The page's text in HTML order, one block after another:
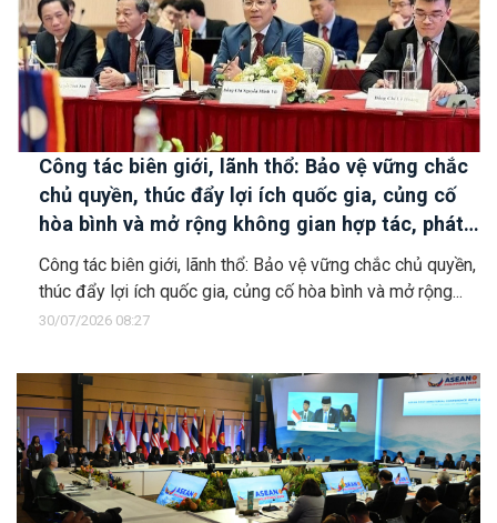
Công tác biên giới, lãnh thổ: Bảo vệ vững chắc
chủ quyền, thúc đẩy lợi ích quốc gia, củng cố
hòa bình và mở rộng không gian hợp tác, phát
triển
Công tác biên giới, lãnh thổ: Bảo vệ vững chắc chủ quyền,
thúc đẩy lợi ích quốc gia, củng cố hòa bình và mở rộng...
30/07/2026 08:27